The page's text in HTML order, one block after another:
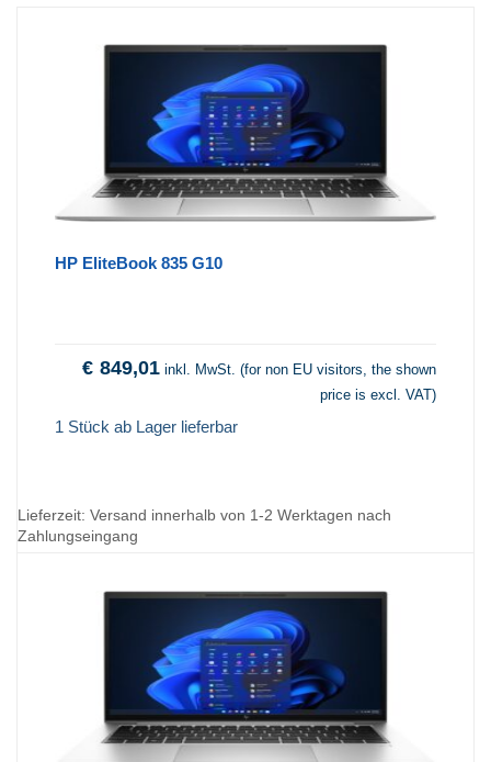
HP EliteBook 835 G10
€ 849,01 inkl. MwSt. (for non EU visitors, the shown
price is excl. VAT)
1 Stück ab Lager lieferbar
Lieferzeit: Versand innerhalb von 1-2 Werktagen nach
Zahlungseingang